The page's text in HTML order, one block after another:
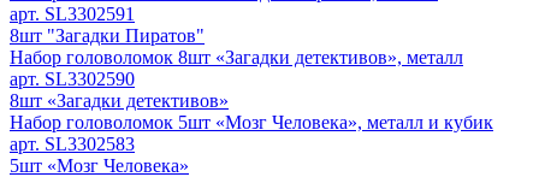
арт. SL3302591
8шт "Загадки Пиратов"
Набор головоломок 8шт «Загадки детективов», металл
арт. SL3302590
8шт «Загадки детективов»
Набор головоломок 5шт «Мозг Человека», металл и кубик
арт. SL3302583
5шт «Мозг Человека»